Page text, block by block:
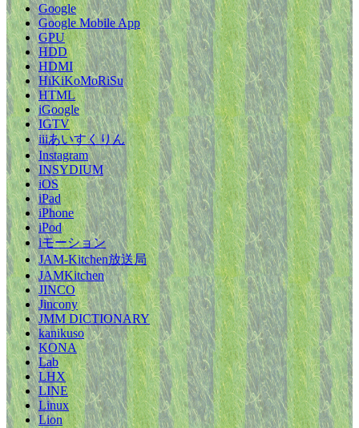
Google
Google Mobile App
GPU
HDD
HDMI
HiKiKoMoRiSu
HTML
iGoogle
IGTV
iiiあいすくりん
Instagram
INSYDIUM
iOS
iPad
iPhone
iPod
iモーション
JAM-Kitchen放送局
JAMKitchen
JINCO
Jincony
JMM DICTIONARY
kanikuso
KONA
Lab
LHX
LINE
Linux
Lion